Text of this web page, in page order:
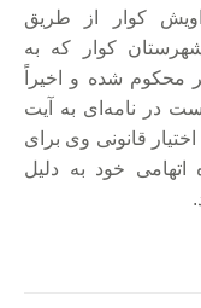
کوار از طریق
کوار که به
محکوم شده و اخیراً
در نامه‌ای به آیت
قانونی وی برای
خود به دلیل